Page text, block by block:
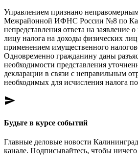
Управлением признано неправомерным
Межрайонной ИФНС России №8 по
непредставления ответа на заявление
лицу налога на доходы физических лиц
применением имущественного
Одновременно гражданину даны
необходимости представления
декларации в связи с неправильным
необходимых для исчисления налога
send
Будьте в курсе событий
Главные деловые новости
канале. Подписывайтесь, чтобы